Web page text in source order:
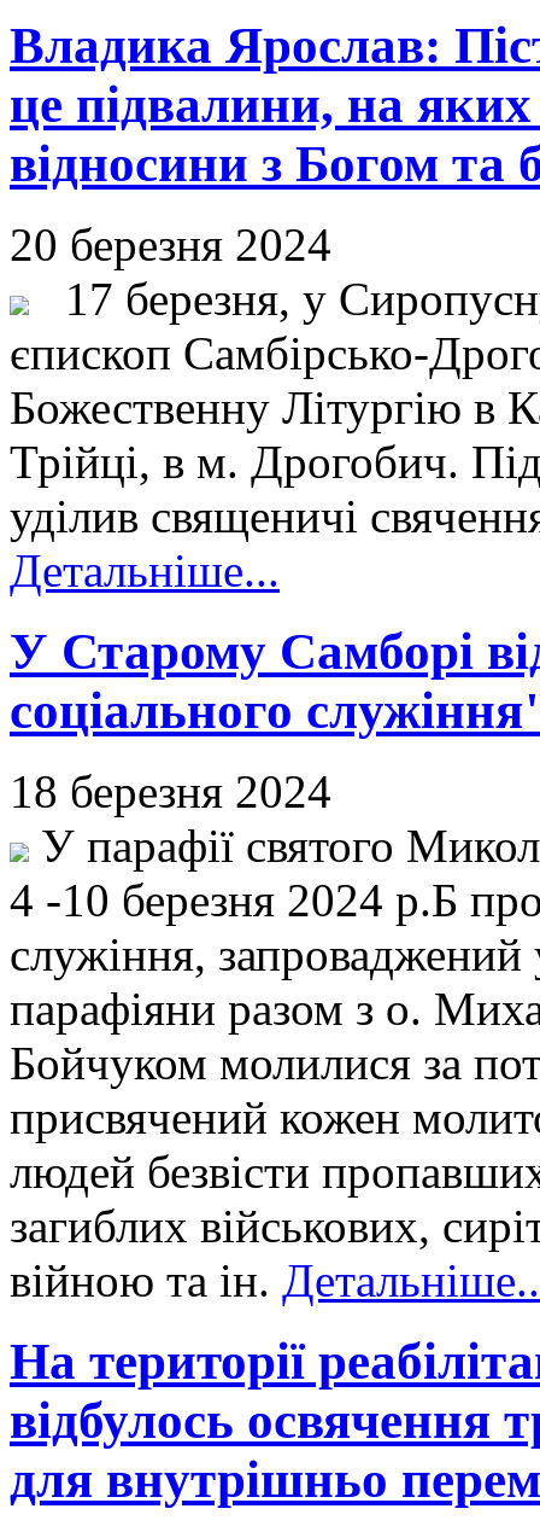
Владика Ярослав:
це підвалини, на
відносини з Богом та
20 березня 2024
17 березня, у
єпископ Самбірсько-
Божественну Літургію в
Трійці, в м. Дрогобич.
уділив священичі
Детальніше...
У Старому Самборі
соціального
18 березня 2024
У парафії святого
4 -10 березня 2024 р.Б
служіння,
парафіяни разом з о.
Бойчуком молилися за
присвячений кожен
людей безвісти
загиблих військових,
війною та ін.
На території
відбулось освячення
для внутрішньо